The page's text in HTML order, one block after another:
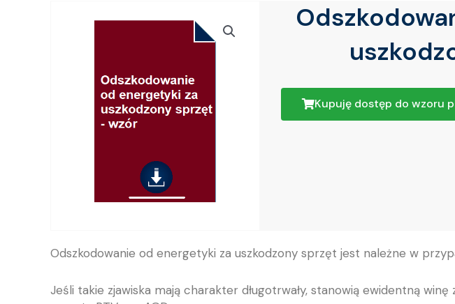
Kupuję dostęp do wzoru
Odszkodowanie od energetyki za uszkodzony sprzęt jest należne w
Jeśli takie zjawiska mają charakter długotrwały, stanowią ewidentną